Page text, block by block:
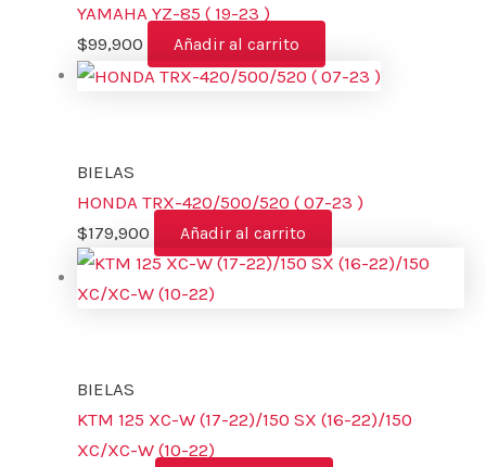
YAMAHA YZ-85 ( 19-23 )
$99,900 Añadir al carrito
BIELAS
HONDA TRX-420/500/520 ( 07-23 )
$179,900 Añadir al carrito
BIELAS
KTM 125 XC-W (17-22)/150 SX (16-22)/150
XC/XC-W (10-22)